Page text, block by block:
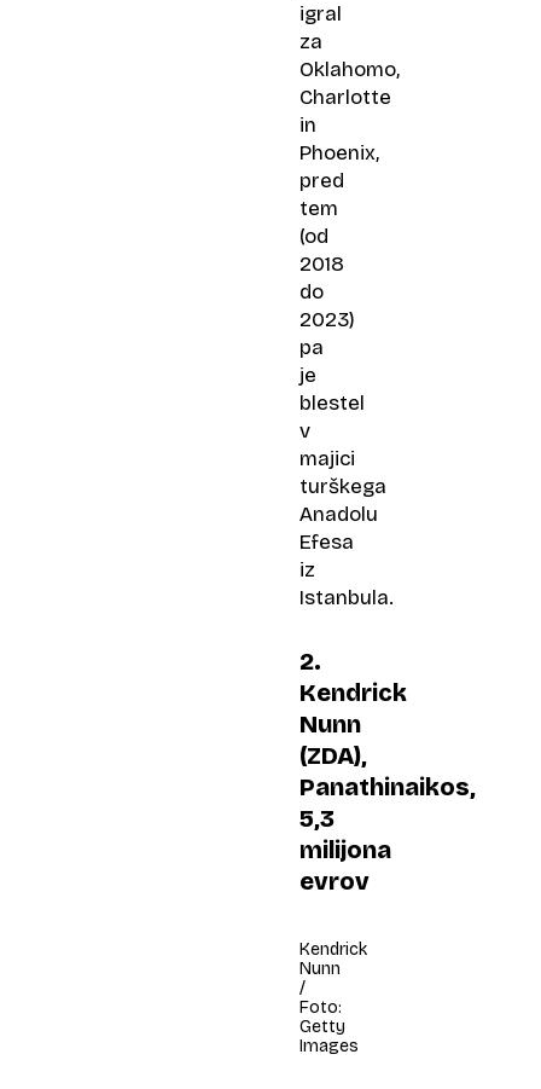
igral
za
Oklahomo,
Charlotte
in
Phoenix,
pred
tem
(od
2018
do
2023)
pa
je
blestel
v
majici
turškega
Anadolu
Efesa
iz
Istanbula.
2.
Kendrick
Nunn
(ZDA),
Panathinaikos,
5,3
milijona
evrov
Kendrick
Nunn
/
Foto:
Getty
Images